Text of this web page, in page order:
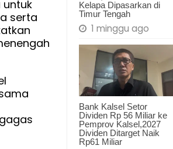
Kelapa Dipasarkan di
Timur Tengah
1 minggu ago
Bank Kalsel Setor
Dividen Rp 56 Miliar ke
Pemprov Kalsel,2027
Dividen Ditarget Naik
Rp61 Miliar
serta